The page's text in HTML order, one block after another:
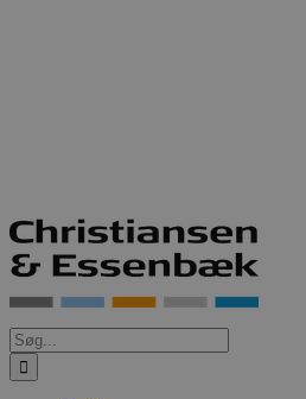
Søg
efter: